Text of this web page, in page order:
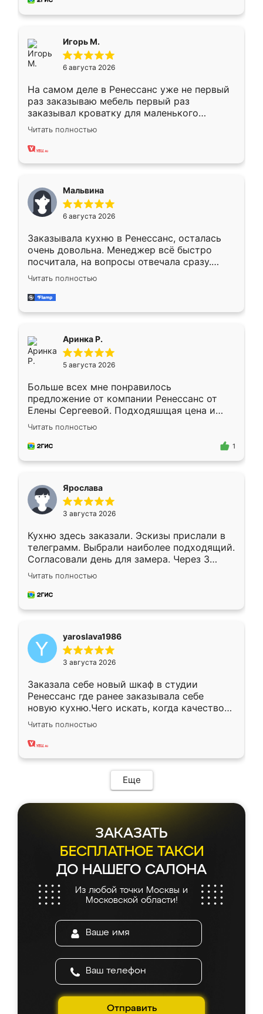
Игорь М.
6 августа 2026
На самом деле в Ренессанс уже не первый
раз заказываю мебель первый раз
заказывал кроватку для маленького
ребёнка при его рождении ,во второй раз
заказал шкаф-купе. По качеству очень
хорошее сборка достаточно быстрая,
меньше, здесь же он более разнообразный.
Мне нравится ,если что-то потребуется из
мебели буду заказывать только здесь.
Читать полностью
Мальвина
6 августа 2026
Заказывала кухню в Ренессанс, осталась
очень довольна. Менеджер всё быстро
посчитала, на вопросы отвечала сразу.
Замерщик приехал в субботу, подошёл к
делу со всей ответственностью. Собрали
за день, ребята работали аккуратно, даже
Читать полностью
Аринка Р.
5 августа 2026
Больше всех мне понравилось
предложение от компании Ренессанс от
Елены Сергеевой. Подходяшщая цена и
короткие сроки изготовления. Приехавший
для замера сотрудник Владислав
предложил по моему эскизу самый
Читать полностью
1
Ярослава
3 августа 2026
Кухню здесь заказали. Эскизы прислали в
телеграмм. Выбрали наиболее подходящий.
Согласовали день для замера. Через 3
недели кухня была уже готова. Остались
довольны работой. Спасибо Ренессанс
мебель за качественную работу!
Читать полностью
yaroslava1986
3 августа 2026
Заказала себе новый шкаф в студии
Ренессанс где ранее заказывала себе
новую кухню.Чего искать, когда качеством
вполне довольна. Служит кухня уже почти
два года, нареканий нет.
Читать полностью
Еще
ЗАКАЗАТЬ
БЕСПЛАТНОЕ ТАКСИ
ДО НАШЕГО САЛОНА
Из любой точки Москвы и
Московской области!
Отправить